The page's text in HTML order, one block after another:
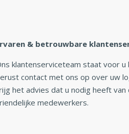
& betrouwbare
klantenserviceteam staat voor u
contact met ons op over uw
het advies dat u nodig heeft van
medewerkers.